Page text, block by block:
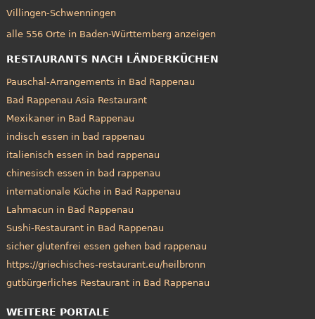
Villingen-Schwenningen
alle 556 Orte in Baden-Württemberg anzeigen
RESTAURANTS NACH LÄNDERKÜCHEN
Pauschal-Arrangements in Bad Rappenau
Bad Rappenau Asia Restaurant
Mexikaner in Bad Rappenau
indisch essen in bad rappenau
italienisch essen in bad rappenau
chinesisch essen in bad rappenau
internationale Küche in Bad Rappenau
Lahmacun in Bad Rappenau
Sushi-Restaurant in Bad Rappenau
sicher glutenfrei essen gehen bad rappenau
https://griechisches-restaurant.eu/heilbronn
gutbürgerliches Restaurant in Bad Rappenau
WEITERE PORTALE